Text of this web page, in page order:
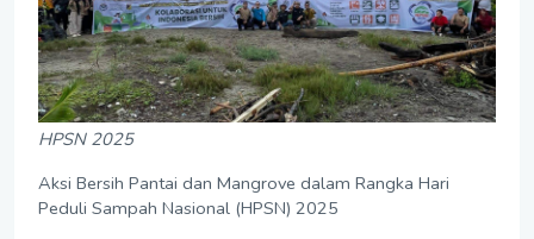
HPSN 2025
Aksi Bersih Pantai dan Mangrove dalam Rangka Hari
Peduli Sampah Nasional (HPSN) 2025